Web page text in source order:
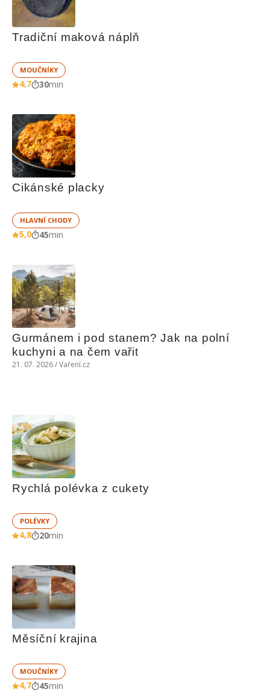
Tradiční maková náplň
MOUČNÍKY
4,7 30min
Cikánské placky
HLAVNÍ CHODY
5,0 45min
Gurmánem i pod stanem? Jak na polní
kuchyni a na čem vařit
21. 07. 2026 / Vaření.cz
Rychlá polévka z cukety
POLÉVKY
4,8 20min
Měsíční krajina
MOUČNÍKY
4,7 45min